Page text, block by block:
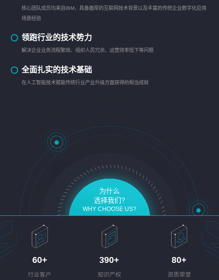
核心团队成员均来自IBM，具备雄厚的互联网技术背景以及丰富的传统企业数字化应用
场景经验
领跑行业的技术势力
解决企业业务流程繁琐、组织人员冗余、运营效率低下等问题
全面扎实的技术基础
在人工智能技术赋能传统行业产业升级方面获得的相当成就
为什么
选择我们?
WHY CHOOSE US?
60+
行业客户
390+
知识产权
80+
资质荣誉